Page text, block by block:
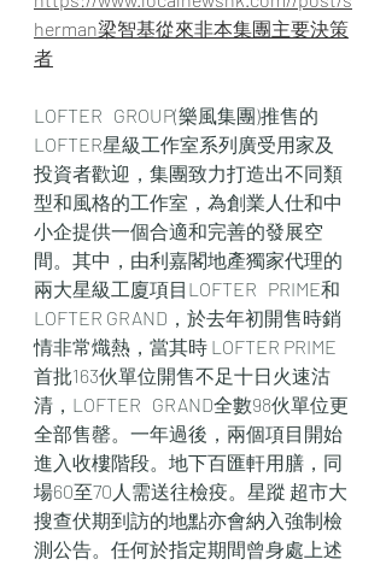
herman梁智基從來非本集團主要決策
者
LOFTER   GROUP(樂風集團)推售的
LOFTER星級工作室系列廣受用家及
投資者歡迎，集團致力打造出不同類
型和風格的工作室，為創業人仕和中
小企提供一個合適和完善的發展空
間。其中，由利嘉閣地產獨家代理的
兩大星級工廈項目LOFTER   PRIME和
LOFTER GRAND，於去年初開售時銷
情非常熾熱，當其時 LOFTER PRIME
首批163伙單位開售不足十日火速沽
清，LOFTER   GRAND全數98伙單位更
全部售罄。一年過後，兩個項目開始
進入收樓階段。地下百匯軒用膳，同
場60至70人需送往檢疫。星蹤 超市大
搜查伏期到訪的地點亦會納入強制檢
測公告。任何於指定期間曾身處上述